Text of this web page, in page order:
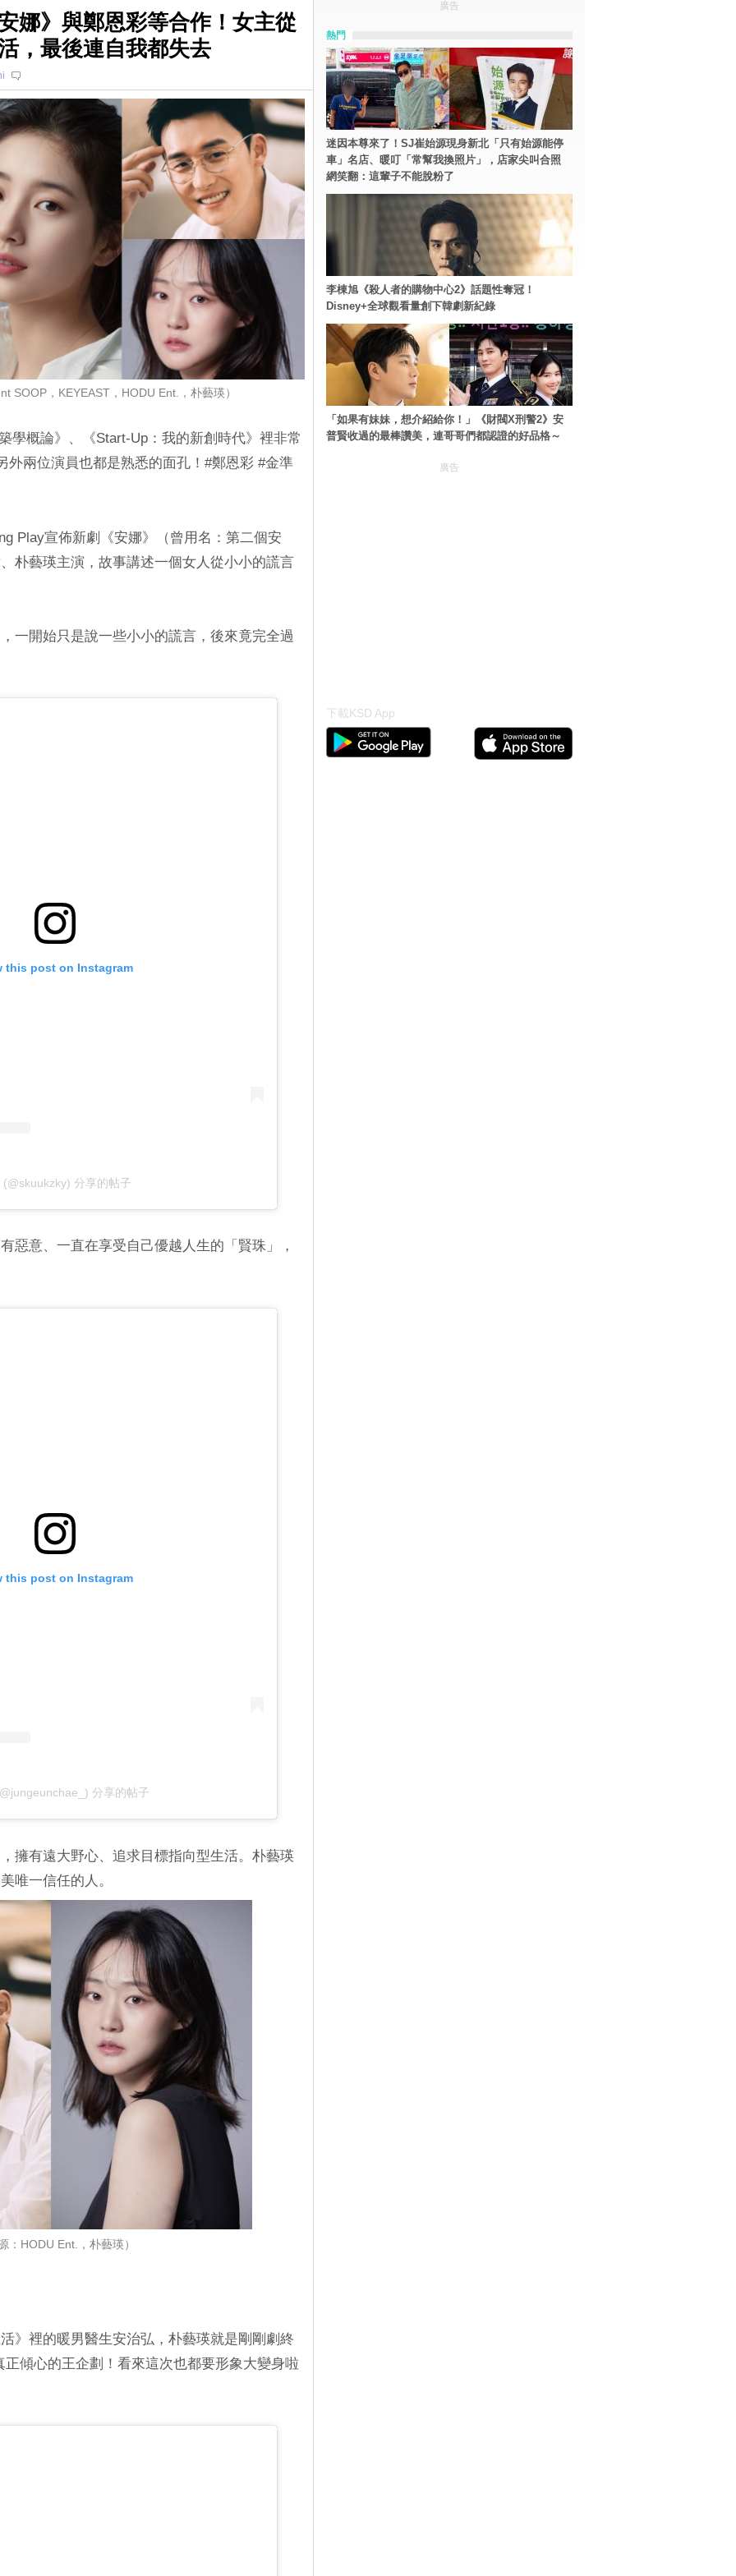
娜》與鄭恩彩等合作！女主從
，最後連自我都失去
SOOP，KEYEAST，HODU Ent.，朴藝瑛）
學概論》、《Start-Up：我的新創時代》裡非常
外兩位演員也都是熟悉的面孔！#鄭恩彩 #金準
Play宣佈新劇《安娜》（曾用名：第二個安
朴藝瑛主演，故事講述一個女人從小小的謊言
一開始只是說一些小小的謊言，後來竟完全過
this post on Instagram
(@skuukzky) 分享的帖子
惡意、一直在享受自己優越人生的「賢珠」，
this post on Instagram
(@jungeunchae_) 分享的帖子
擁有遠大野心、追求目標指向型生活。朴藝瑛
唯一信任的人。
：HODU Ent.，朴藝瑛）
》裡的暖男醫生安治弘，朴藝瑛就是剛剛劇終
傾心的王企劃！看來這次也都要形象大變身啦
廣告
熱門
迷因本尊來了！SJ崔始源現身新北「只有始源能停
車」名店、暖叮「常幫我換照片」，店家尖叫合照
網笑翻：這輩子不能脫粉了
李棟旭《殺人者的購物中心2》話題性奪冠！
Disney+全球觀看量創下韓劇新紀錄
「如果有妹妹，想介紹給你！」《財閥X刑警2》安
普賢收過的最棒讚美，連哥哥們都認證的好品格～
廣告
下載KSD App